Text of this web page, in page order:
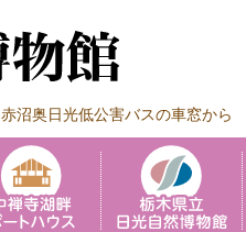
赤沼奥日光低公害バスの車窓から